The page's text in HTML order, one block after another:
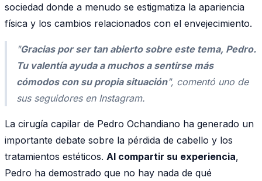
sociedad donde a menudo se estigmatiza la apariencia
física y los cambios relacionados con el envejecimiento.
"Gracias por ser tan abierto sobre este tema, Pedro.
Tu valentía ayuda a muchos a sentirse más
cómodos con su propia situación", comentó uno de
sus seguidores en Instagram.
La cirugía capilar de Pedro Ochandiano ha generado un
importante debate sobre la pérdida de cabello y los
tratamientos estéticos. Al compartir su experiencia,
Pedro ha demostrado que no hay nada de qué